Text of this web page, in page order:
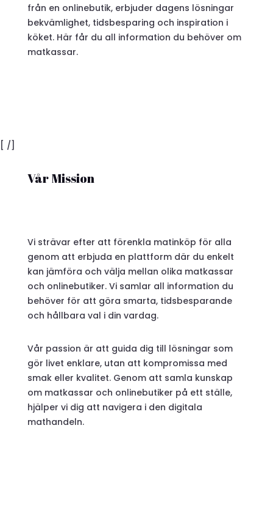
från en onlinebutik, erbjuder dagens lösningar
bekvämlighet, tidsbesparing och inspiration i
köket. Här får du all information du behöver om
matkassar.
[ /]
Vår Mission
Vi strävar efter att förenkla matinköp för alla
genom att erbjuda en plattform där du enkelt
kan jämföra och välja mellan olika matkassar
och onlinebutiker. Vi samlar all information du
behöver för att göra smarta, tidsbesparande
och hållbara val i din vardag.
Vår passion är att guida dig till lösningar som
gör livet enklare, utan att kompromissa med
smak eller kvalitet. Genom att samla kunskap
om matkassar och onlinebutiker på ett ställe,
hjälper vi dig att navigera i den digitala
mathandeln.